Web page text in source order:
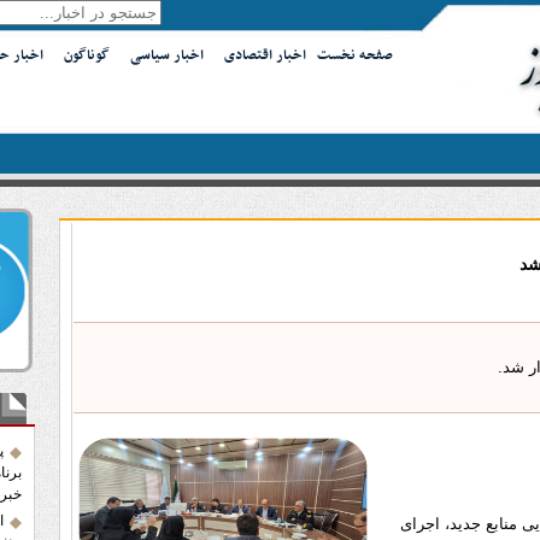
صفحه نخست اخبار اقتصادی اخبار سیاسی گوناگون اخبار
شد
شد.
منابع جدید، اجرای